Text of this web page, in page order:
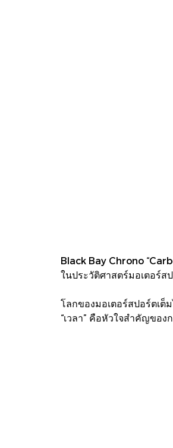
Black Bay Chrono
ในประวัติศาสตร์มอเตอร์ส
โลกของมอเตอร์สปอร์ตเต็
“เวลา” คือหัวใจสำคัญขอ